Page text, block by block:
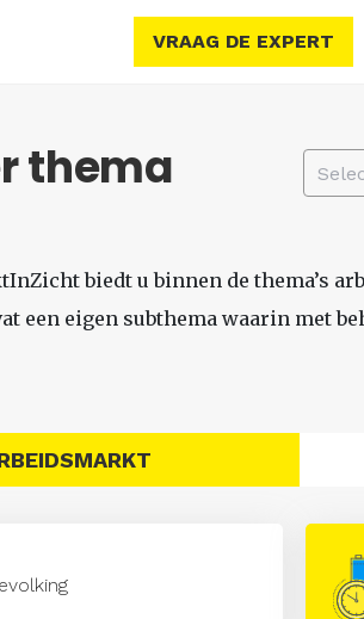
VRAAG DE EXPERT
thema
biedt u binnen de thema’s
een eigen subthema waarin met